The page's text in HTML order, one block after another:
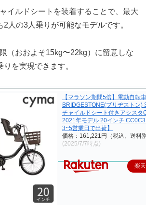
イルドシートを装着することで、最大
人の3人乗りが可能なモデルです。
（おおよそ15kg〜22kg）に留意しな
を実現できます。
【マラソン期間5倍】電動自転
BRIDGESTONE(ブリヂストン)
チャイルドシート付きアシスタ
2021年モデル 20インチ
3~5営業日で出荷】
価格：161,221円（税込、送料
(2025/7/7時点)
楽